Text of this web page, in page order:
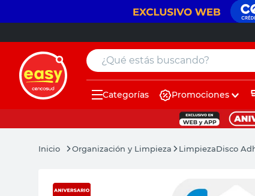
¿Qué estás buscando?
Categorías Promociones
Organización y Limpieza LimpiezaDisco
muebles